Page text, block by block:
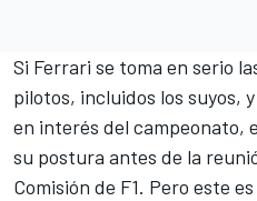
Si Ferrari se toma en serio
pilotos, incluidos los suyos,
en interés del campeonato,
su postura antes de la
Comisión de F1. Pero este